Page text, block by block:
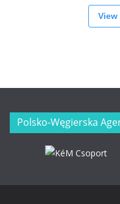
View
Polsko-Węgierska